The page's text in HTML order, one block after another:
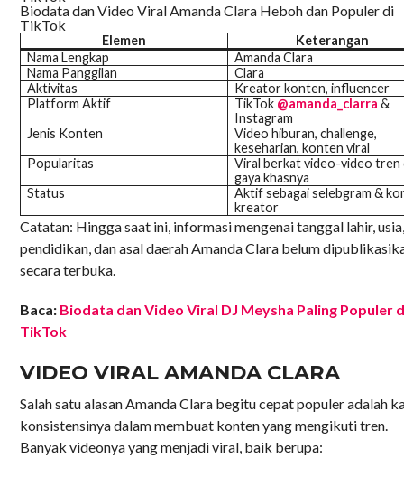
Biodata dan Video Viral Amanda Clara Heboh dan Populer di
TikTok
Elemen
Keterangan
Nama Lengkap
Amanda Clara
Nama Panggilan
Clara
Aktivitas
Kreator konten, influencer
Platform Aktif
TikTok @amanda_clarra &
Instagram
Jenis Konten
Video hiburan, challenge,
keseharian, konten viral
Popularitas
Viral berkat video-video tren
gaya khasnya
Status
Aktif sebagai selebgram &
kreator
Catatan: Hingga saat ini, informasi mengenai tanggal lahir,
pendidikan, dan asal daerah Amanda Clara belum
secara terbuka.
Baca: Biodata dan Video Viral DJ Meysha Paling Populer
TikTok
VIDEO VIRAL AMANDA CLARA
Salah satu alasan Amanda Clara begitu cepat populer adalah
konsistensinya dalam membuat konten yang mengikuti tren.
Banyak videonya yang menjadi viral, baik berupa: